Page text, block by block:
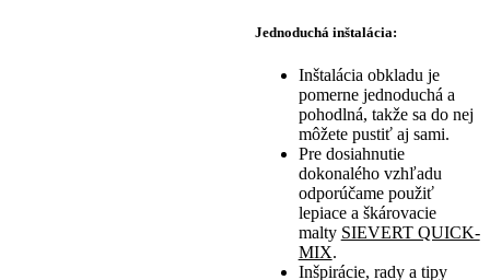
Jednoduchá inštalácia:
Inštalácia obkladu je
pomerne jednoduchá a
pohodlná, takže sa do nej
môžete pustiť aj sami.
Pre dosiahnutie
dokonalého vzhľadu
odporúčame použiť
lepiace a škárovacie
malty SIEVERT QUICK-
MIX.
Inšpirácie, rady a tipy